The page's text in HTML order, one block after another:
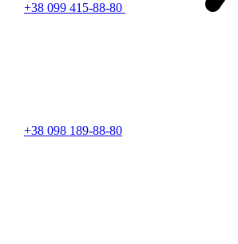
+38 099 415-88-80
+38 098 189-88-80